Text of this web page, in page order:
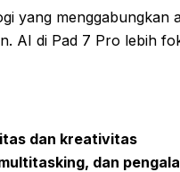
yang menggabungkan
AI di Pad 7 Pro lebih
dan kreativitas
dan